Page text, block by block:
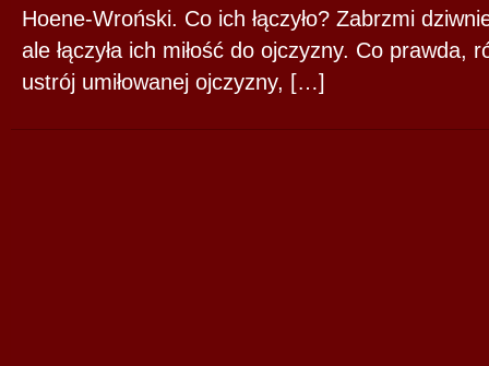
Hoene-Wroński. Co ich łączyło? Zabrzmi
ale łączyła ich miłość do ojczyzny. Co prawda,
ustrój umiłowanej ojczyzny, […]